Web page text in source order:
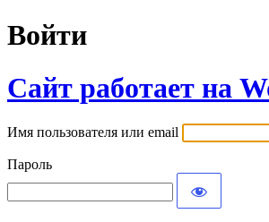
Войти
Сайт работает на
Имя пользователя или email
Пароль